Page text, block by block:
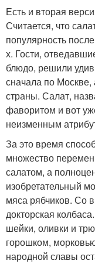
Есть и вторая
Считается, что
популярность
х. Гости,
блюдо, решили
сначала по
страны. Салат,
фаворитом и вот
неизменным
За это время
множество
салатом, а
изобретательный
мяса рябчиков. Со
докторская
шейки, оливки и
горошком,
народной славы